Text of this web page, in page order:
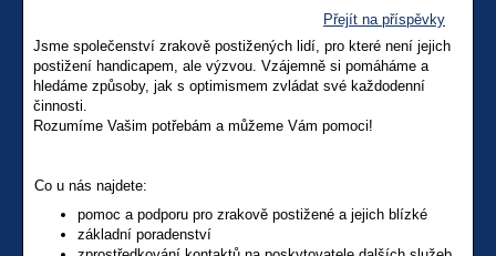
Přejít na příspěvky
Jsme společenství zrakově postižených lidí, pro které není jejich
postižení handicapem, ale výzvou. Vzájemně si pomáháme a
hledáme způsoby, jak s optimismem zvládat své každodenní
činnosti.
Rozumíme Vašim potřebám a můžeme Vám pomoci!
Co u nás najdete:
pomoc a podporu pro zrakově postižené a jejich blízké
základní poradenství